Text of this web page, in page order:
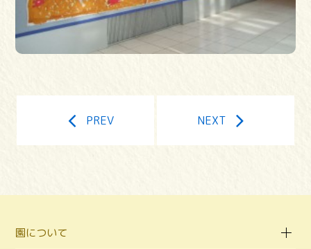
PREV NEXT
園について